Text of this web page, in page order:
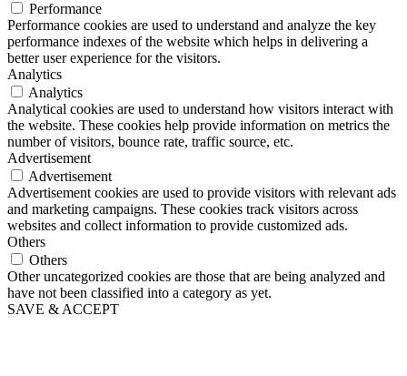
Performance
Performance cookies are used to understand and analyze the key
performance indexes of the website which helps in delivering a
better user experience for the visitors.
Analytics
Analytics
Analytical cookies are used to understand how visitors interact with
the website. These cookies help provide information on metrics the
number of visitors, bounce rate, traffic source, etc.
Advertisement
Advertisement
Advertisement cookies are used to provide visitors with relevant ads
and marketing campaigns. These cookies track visitors across
websites and collect information to provide customized ads.
Others
Others
Other uncategorized cookies are those that are being analyzed and
have not been classified into a category as yet.
SAVE & ACCEPT